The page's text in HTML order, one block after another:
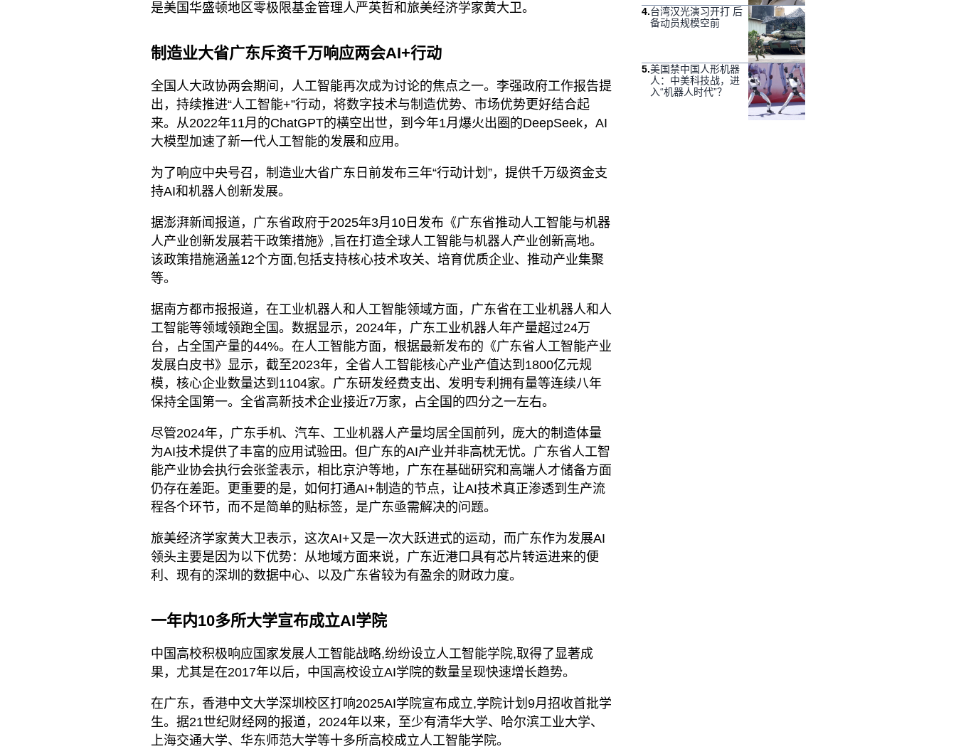
是美国华盛顿地区零极限基金管理人严英哲和旅美经济学家黄大卫。
制造业大省广东斥资千万响应两会AI+行动
全国人大政协两会期间，人工智能再次成为讨论的焦点之一。李强政府工作报告提
出，持续推进“人工智能+”行动，将数字技术与制造优势、市场优势更好结合起
来。从2022年11月的ChatGPT的横空出世，到今年1月爆火出圈的DeepSeek，AI
大模型加速了新一代人工智能的发展和应用。
为了响应中央号召，制造业大省广东日前发布三年“行动计划”，提供千万级资金支
持AI和机器人创新发展。
据澎湃新闻报道，广东省政府于2025年3月10日发布《广东省推动人工智能与机器
人产业创新发展若干政策措施》,旨在打造全球人工智能与机器人产业创新高地。
该政策措施涵盖12个方面,包括支持核心技术攻关、培育优质企业、推动产业集聚
等。
据南方都市报报道，在工业机器人和人工智能领域方面，广东省在工业机器人和人
工智能等领域领跑全国。数据显示，2024年，广东工业机器人年产量超过24万
台，占全国产量的44%。在人工智能方面，根据最新发布的《广东省人工智能产业
发展白皮书》显示，截至2023年，全省人工智能核心产业产值达到1800亿元规
模，核心企业数量达到1104家。广东研发经费支出、发明专利拥有量等连续八年
保持全国第一。全省高新技术企业接近7万家，占全国的四分之一左右。
尽管2024年，广东手机、汽车、工业机器人产量均居全国前列，庞大的制造体量
为AI技术提供了丰富的应用试验田。但广东的AI产业并非高枕无忧。广东省人工智
能产业协会执行会张釜表示，相比京沪等地，广东在基础研究和高端人才储备方面
仍存在差距。更重要的是，如何打通AI+制造的节点，让AI技术真正渗透到生产流
程各个环节，而不是简单的贴标签，是广东亟需解决的问题。
旅美经济学家黄大卫表示，这次AI+又是一次大跃进式的运动，而广东作为发展AI
领头主要是因为以下优势：从地域方面来说，广东近港口具有芯片转运进来的便
利、现有的深圳的数据中心、以及广东省较为有盈余的财政力度。
一年内10多所大学宣布成立AI学院
中国高校积极响应国家发展人工智能战略,纷纷设立人工智能学院,取得了显著成
果，尤其是在2017年以后，中国高校设立AI学院的数量呈现快速增长趋势。
在广东，香港中文大学深圳校区打响2025AI学院宣布成立,学院计划9月招收首批学
生。据21世纪财经网的报道，2024年以来，至少有清华大学、哈尔滨工业大学、
上海交通大学、华东师范大学等十多所高校成立人工智能学院。
4.台湾汉光演习开打 后
备动员规模空前
5.美国禁中国人形机器
人：中美科技战，进
入“机器人时代”？